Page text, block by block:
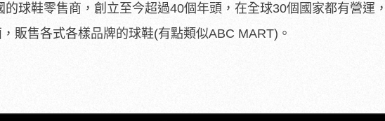
的球鞋零售商，創立至今超過40個年頭，在全球30個國家都有營運
販售各式各樣品牌的球鞋(有點類似ABC MART)。